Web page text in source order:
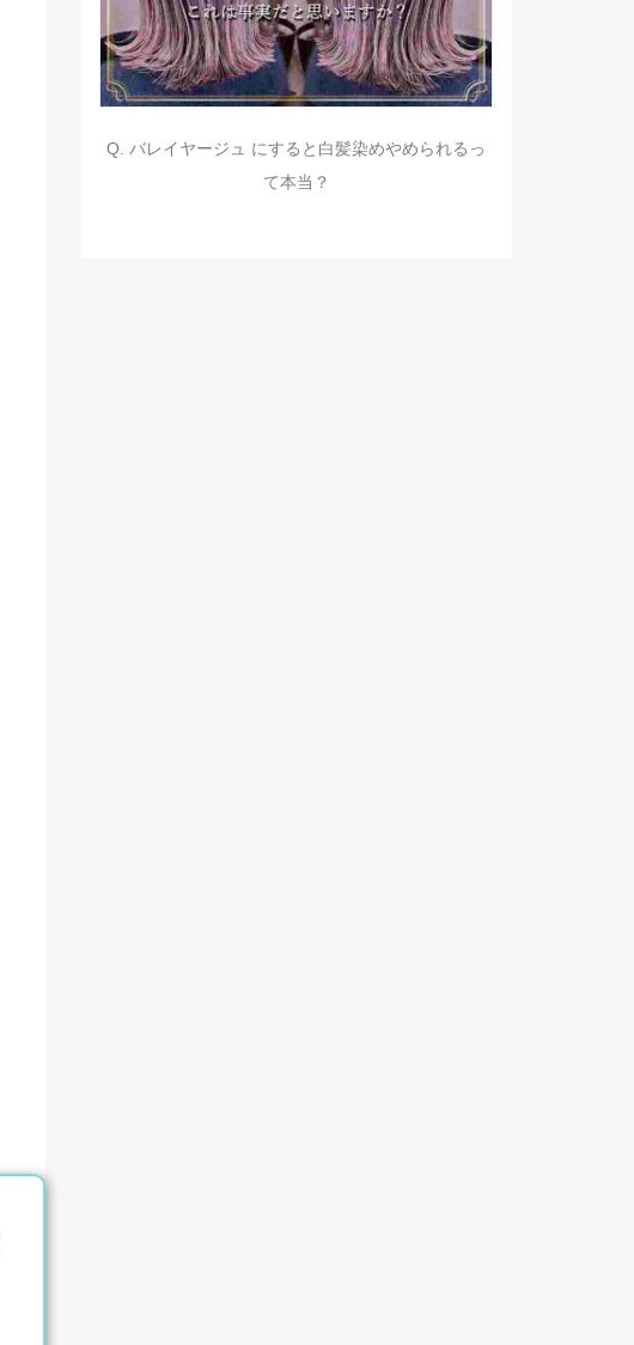
Q. バレイヤージュ にすると白髪染めやめられるっ
て本当？